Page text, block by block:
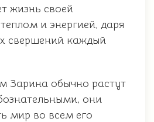
жизнь своей
и энергией, даря
свершений каждый
Зарина обычно растут
они
мир во всем его